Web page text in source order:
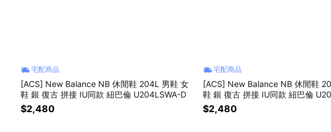
宅配商品
[ACS] New Balance NB 休閒鞋 204L 男鞋 女
鞋 銀 復古 拼接 IU同款 紐巴倫 U204LSWA-D
$2,480
宅配商品
[ACS] New Balance NB 休閒鞋
鞋 銀 復古 拼接 IU同款 紐巴倫
$2,480